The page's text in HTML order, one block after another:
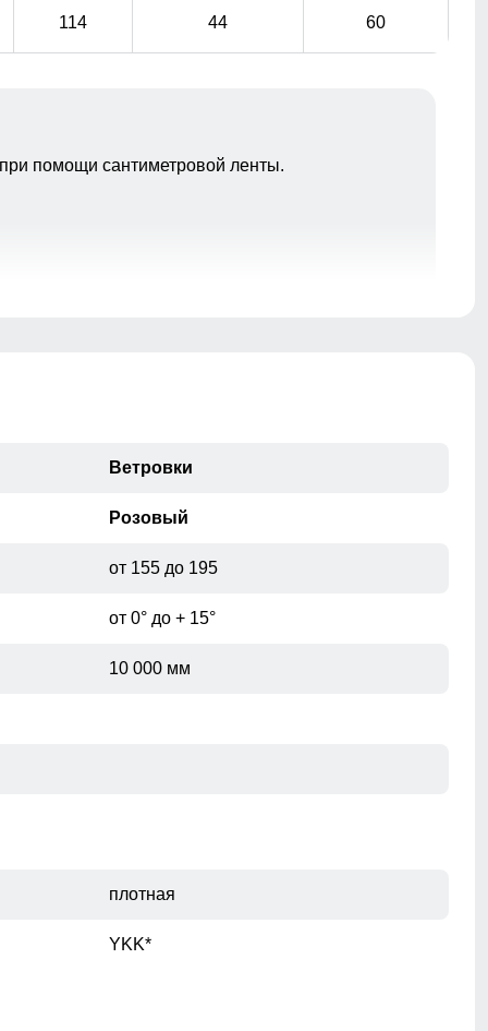
производителя «YKK» обеспечивает высокую
надежность и долговечность. Дизайнерский пуллер не
только улучшает функциональность, но и придает
практичной для активного использования в различных
Этикетка описывает материалы и
114 44 60
помощи сантиметровой ленты.
Ветровки
Розовый
от 155 до 195
от 0° до + 15°
10 000 мм
плотная
YKK*